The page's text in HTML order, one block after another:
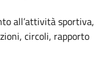
all’attività sportiva,
circoli, rapporto